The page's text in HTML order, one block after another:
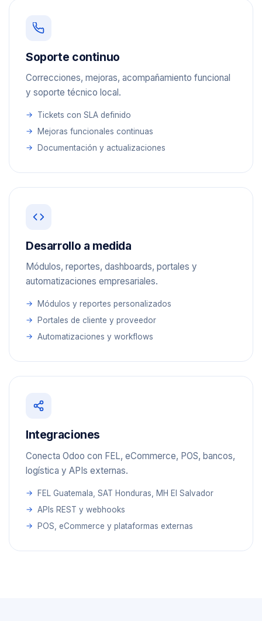
Soporte continuo
Correcciones, mejoras, acompañamiento funcional
y soporte técnico local.
Tickets con SLA definido
Mejoras funcionales continuas
Documentación y actualizaciones
Desarrollo a medida
Módulos, reportes, dashboards, portales y
automatizaciones empresariales.
Módulos y reportes personalizados
Portales de cliente y proveedor
Automatizaciones y workflows
Integraciones
Conecta Odoo con FEL, eCommerce, POS, bancos,
logística y APIs externas.
FEL Guatemala, SAT Honduras, MH El Salvador
APIs REST y webhooks
POS, eCommerce y plataformas externas